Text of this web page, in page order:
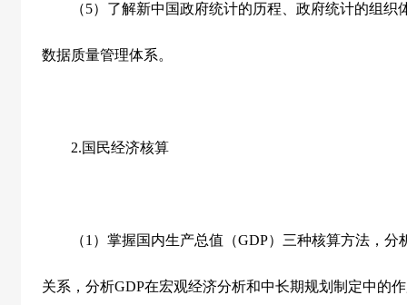
（5）了解新中国政府统计的历程、政府统计的组织
数据质量管理体系。
2.国民经济核算
（1 ）掌握国内生产总值（GDP）三种核算方法，分
关系，分析GDP在宏观经济分析和中长期规划制定中的